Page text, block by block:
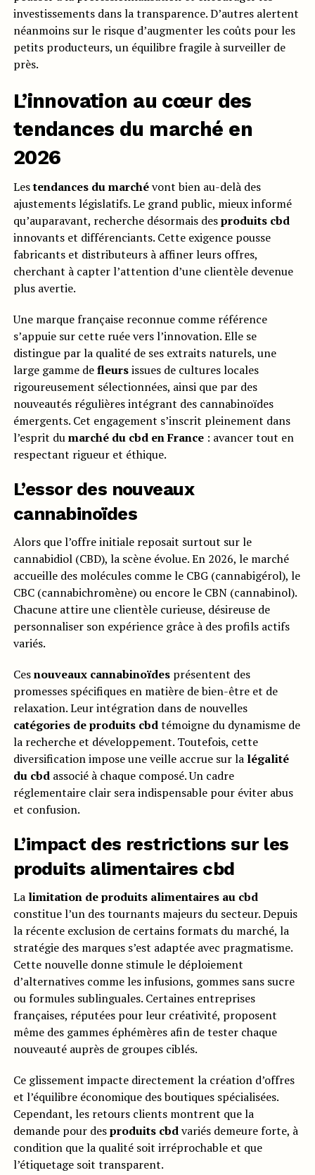
investissements dans la transparence. D’autres alertent
néanmoins sur le risque d’augmenter les coûts pour les
petits producteurs, un équilibre fragile à surveiller de
près.
L’innovation au cœur des
tendances du marché en
2026
Lestendances du marchévont bien au-delà des
ajustements législatifs. Le grand public, mieux informé
qu’auparavant, recherche désormais desproduits cbd
innovants et différenciants. Cette exigence pousse
fabricants et distributeurs à affiner leurs offres,
cherchant à capter l’attention d’une clientèle devenue
plus avertie.
Une marque française reconnue comme référence
s’appuie sur cette ruée vers l’innovation. Elle se
distingue par la qualité de ses extraits naturels, une
large gamme defleursissues de cultures locales
rigoureusement sélectionnées, ainsi que par des
nouveautés régulières intégrant des cannabinoïdes
émergents. Cet engagement s’inscrit pleinement dans
l’esprit dumarché du cbd en France: avancer tout en
respectant rigueur et éthique.
L’essor des nouveaux
cannabinoïdes
Alors que l’offre initiale reposait surtout sur le
cannabidiol (CBD), la scène évolue. En 2026, le marché
accueille des molécules comme le CBG (cannabigérol), le
CBC (cannabichromène) ou encore le CBN (cannabinol).
Chacune attire une clientèle curieuse, désireuse de
personnaliser son expérience grâce à des profils actifs
variés.
Cesnouveaux cannabinoïdesprésentent des
promesses spécifiques en matière de bien-être et de
relaxation. Leur intégration dans de nouvelles
catégories de produits cbdtémoigne du dynamisme de
la recherche et développement. Toutefois, cette
diversification impose une veille accrue sur la légalité
du cbdassocié à chaque composé. Un cadre
réglementaire clair sera indispensable pour éviter abus
et confusion.
L’impact des restrictions sur les
produits alimentaires cbd
La limitation de produits alimentaires au cbd
constitue l’un des tournants majeurs du secteur. Depuis
la récente exclusion de certains formats du marché, la
stratégie des marques s’est adaptée avec pragmatisme.
Cette nouvelle donne stimule le déploiement
d’alternatives comme les infusions, gommes sans sucre
ou formules sublinguales. Certaines entreprises
françaises, réputées pour leur créativité, proposent
même des gammes éphémères afin de tester chaque
nouveauté auprès de groupes ciblés.
Ce glissement impacte directement la création d’offres
et l’équilibre économique des boutiques spécialisées.
Cependant, les retours clients montrent que la
demande pour desproduits cbdvariés demeure forte, à
condition que la qualité soit irréprochable et que
l’étiquetage soit transparent.